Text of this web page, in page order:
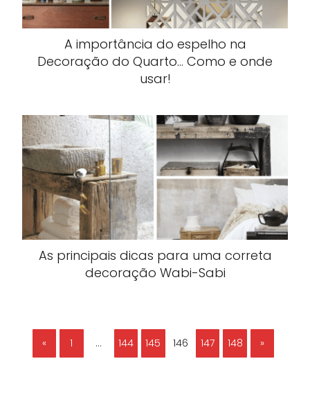
A importância do espelho na
Decoração do Quarto... Como e onde
usar!
As principais dicas para uma correta
decoração Wabi-Sabi
« 1 … 144 145 146 147 148 »